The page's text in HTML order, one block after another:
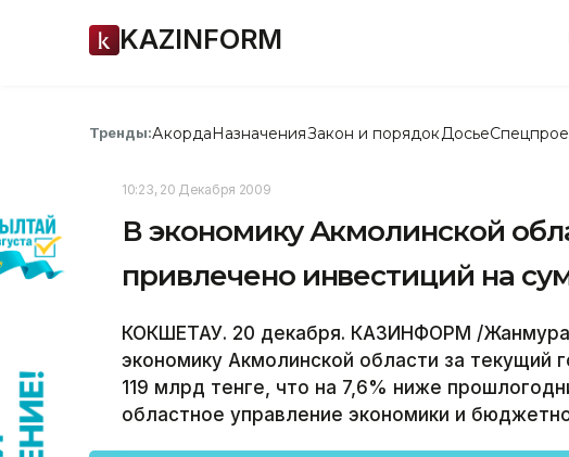
KAZINFORM
Тренды:АкордаНазначенияЗакон и порядок Досье
10:23, 20 Декабря 2009
В экономику Акмолинской
привлечено инвестиций на
КОКШЕТАУ. 20 декабря. КАЗИНФОРМ /
экономику Акмолинской области за текущий
119 млрд тенге, что на 7,6% ниже
областное управление экономики и